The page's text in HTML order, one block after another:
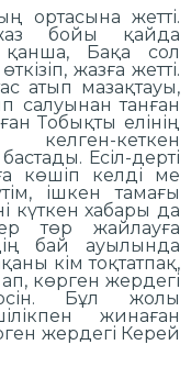
ортасына жетті.
бойы қайда
Бақа сол
жазға жетті.
атып мазақтауы,
салуынан танған
Тобықты елінің
кеткен
Есіл-дерті
көшіп келді ме
ішкен тамағы
күткен хабары да
төр жайлауға
бай ауылында
кім тоқтатпақ,
көрген жердегі
Бұл жолы
жинаған
жердегі Керей